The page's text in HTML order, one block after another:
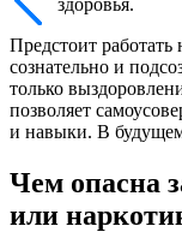
Предстоит
сознательно и
только
позволяет
и навыки. В будущем
Чем опасна
или